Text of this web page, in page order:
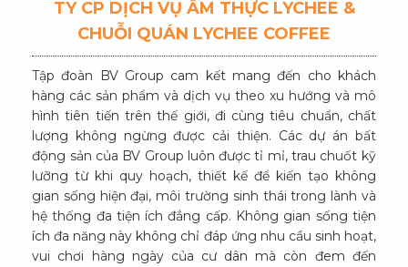
TY CP DỊCH VỤ ẨM THỰC LYCHEE &
CHUỖI QUÁN LYCHEE COFFEE
Tập đoàn BV Group cam kết mang đến cho khách
hàng các sản phẩm và dịch vụ theo xu hướng và mô
hình tiên tiến trên thế giới, đi cùng tiêu chuẩn, chất
lượng không ngừng được cải thiện. Các dự án bất
động sản của BV Group luôn được tỉ mỉ, trau chuốt kỹ
lưỡng từ khi quy hoạch, thiết kế để kiến tạo không
gian sống hiện đại, môi trường sinh thái trong lành và
hệ thống đa tiện ích đẳng cấp. Không gian sống tiện
ích đa năng này không chỉ đáp ứng nhu cầu sinh hoạt,
vui chơi hàng ngày của cư dân mà còn đem đến